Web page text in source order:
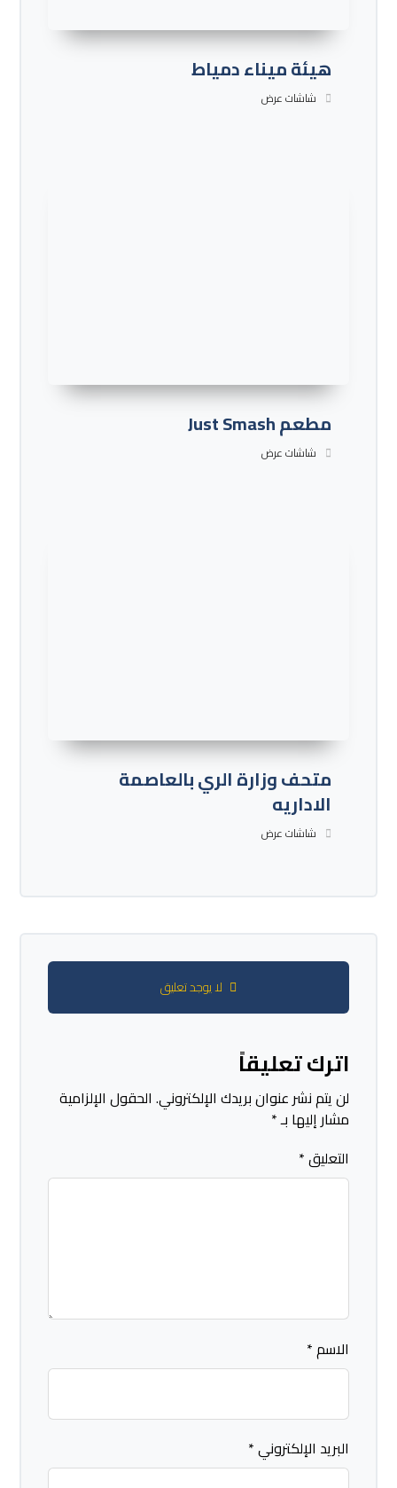
هيئة ميناء دمياط
شاشات عرض
مطعم Just Smash
شاشات عرض
متحف وزارة الري بالعاصمة
الاداريه
شاشات عرض
لا يوجد تعليق
اترك تعليقاً
لن يتم نشر عنوان بريدك الإلكتروني. الحقول الإلزامية
مشار إليها بـ*
التعليق*
الاسم*
البريد الإلكتروني*